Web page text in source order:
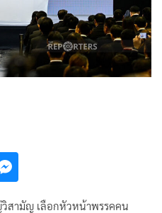
วิสามัญ เลือกหัวหน้าพรรคคน